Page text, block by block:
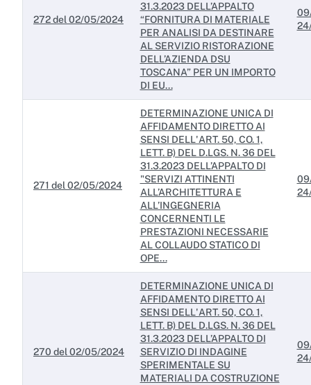
272 del 02/05/2024
31.3.2023 DELL’APPALTO
“FORNITURA DI MATERIALE
PER ANALISI DA DESTINARE
AL SERVIZIO RISTORAZIONE
DELL’AZIENDA DSU
TOSCANA” PER UN IMPORTO
DI EU...
271 del 02/05/2024
DETERMINAZIONE UNICA DI
AFFIDAMENTO DIRETTO AI
SENSI DELL'ART. 50, CO. 1,
LETT. B) DEL D.LGS. N. 36 DEL
31.3.2023 DELL’APPALTO DI
"SERVIZI ATTINENTI
ALL’ARCHITETTURA E
ALL’INGEGNERIA
CONCERNENTI LE
PRESTAZIONI NECESSARIE
AL COLLAUDO STATICO DI
OPE...
270 del 02/05/2024
DETERMINAZIONE UNICA DI
AFFIDAMENTO DIRETTO AI
SENSI DELL'ART. 50, CO. 1,
LETT. B) DEL D.LGS. N. 36 DEL
31.3.2023 DELL’APPALTO DI
SERVIZIO DI INDAGINE
SPERIMENTALE SU
MATERIALI DA COSTRUZIONE